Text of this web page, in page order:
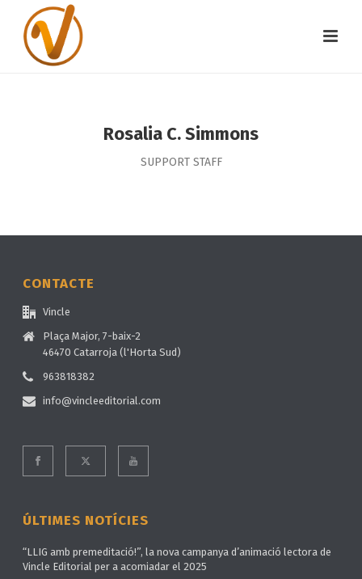
Rosalia C. Simmons
SUPPORT STAFF
CONTACTE
Vincle
Plaça Major, 7-baix-2
46470 Catarroja (l'Horta Sud)
963818382
info@vincleeditorial.com
ÚLTIMES NOTÍCIES
“LLIG amb premeditació!”, la nova campanya d’animació lectora de
Vincle Editorial per a acomiadar el 2025